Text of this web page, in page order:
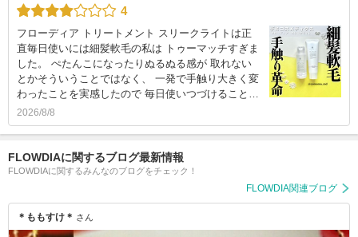
4
フローディア トリートメント スリークライトは正
直毎日使いには細髪軟毛の私は トゥーマッチすぎま
した。 ぺたんこになったりぬるぬる感が 取れない
とかそういうことではなく、 一発で手触り大きく変
わったことを実感したので 毎日使いつづけること…
2026/8/8
FLOWDIAに関するブログ最新情報
FLOWDIAに関するみんなのブログをチェック！
FLOWDIA関連ブログ
＊ももすけ＊ さん